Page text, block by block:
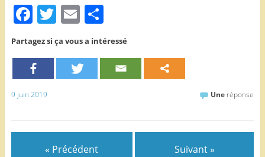
F
a
c
e
b
o
T
w
itt
er
E
m
ai
l
P
ar
ta
Partagez si ça vous a intéressé
9 juin 2019 Une réponse
« Précédent Suivant »